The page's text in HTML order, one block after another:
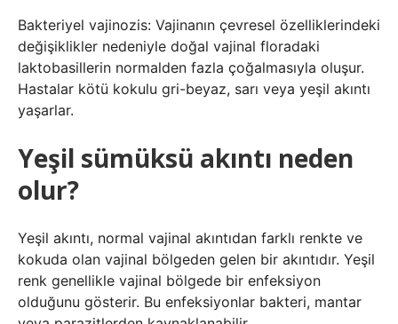
Bakteriyel vajinozis: Vajinanın çevresel özelliklerindeki
değişiklikler nedeniyle doğal vajinal floradaki
laktobasillerin normalden fazla çoğalmasıyla oluşur.
Hastalar kötü kokulu gri-beyaz, sarı veya yeşil akıntı
yaşarlar.
Yeşil sümüksü akıntı neden
olur?
Yeşil akıntı, normal vajinal akıntıdan farklı renkte ve
kokuda olan vajinal bölgeden gelen bir akıntıdır. Yeşil
renk genellikle vajinal bölgede bir enfeksiyon
olduğunu gösterir. Bu enfeksiyonlar bakteri, mantar